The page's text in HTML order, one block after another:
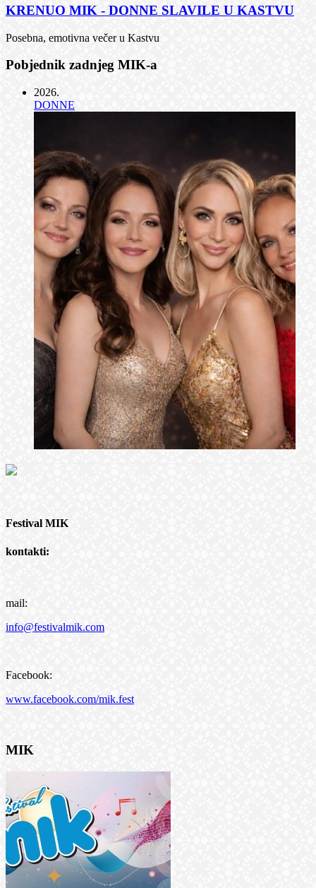
KRENUO MIK - DONNE SLAVILE U KASTVU
Posebna, emotivna večer u Kastvu
Pobjednik zadnjeg MIK-a
2026.
DONNE
Festival MIK
kontakti:
mail:
info@festivalmik.com
Facebook:
www.facebook.com/mik.fest
MIK